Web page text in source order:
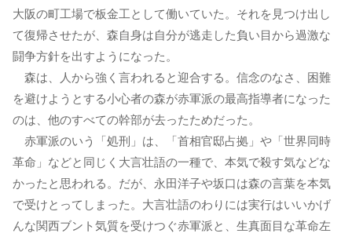
大阪の町工場で板金工として働いていた。それを見つけ出し
て復帰させたが、森自身は自分が逃走した負い目から過激な
闘争方針を出すようになった。
森は、人から強く言われると迎合する。信念のなさ、困難
を避けようとする小心者の森が赤軍派の最高指導者になった
のは、他のすべての幹部が去ったためだった。
赤軍派のいう「処刑」は、「首相官邸占拠」や「世界同時
革命」などと同じく大言壮語の一種で、本気で殺す気などな
かったと思われる。だが、永田洋子や坂口は森の言葉を本気
で受けとってしまった。大言壮語のわりには実行はいいかげ
んな関西ブント気質を受けつぐ赤軍派と、生真面目な革命左